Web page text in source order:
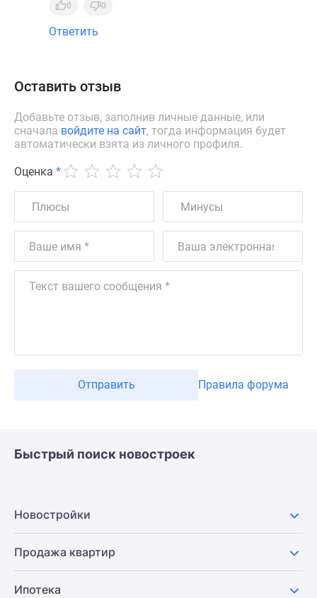
0 0
Ответить
Оставить отзыв
Добавьте отзыв, заполнив личные данные, или
сначала войдите на сайт, тогда информация будет
автоматически взята из личного профиля.
Оценка *
Отправить Правила форума
Быстрый поиск новостроек
Новостройки
Продажа квартир
Ипотека